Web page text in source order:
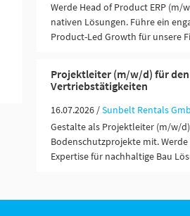
Werde Head of Product ERP
nativen Lösungen. Führe ein
Product-Led Growth für unsere
Projektleiter (m/w/d) für
Vertriebstätigkeiten
16.07.2026 /Sunbelt Rentals
Gestalte als Projektleiter (m/w/
Bodenschutzprojekte mit.
Expertise für nachhaltige Bau